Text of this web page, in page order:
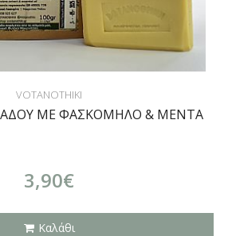
VOTANOTHIKI
ΜΕ ΦΑΣΚΟΜΗΛΟ & ΜΕΝΤΑ
3,90€
Καλάθι